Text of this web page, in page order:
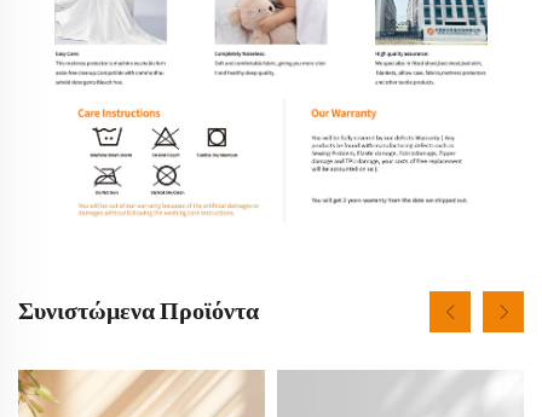
Συνιστώμενα Προϊόντα